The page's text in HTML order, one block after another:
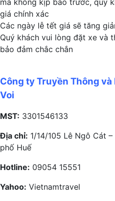
mà không kịp báo trước, quý
giá chính xác
Các ngày lễ tết giá sẽ tăng
Quý khách vui lòng đặt xe và
bảo đảm chắc chắn
Công ty Truyền Thông
Voi
MST: 3301546133
Địa chỉ: 1/14/105 Lê Ngô Cát
phố Huế
Hotline: 09054 15551
Yahoo: Vietnamtravel